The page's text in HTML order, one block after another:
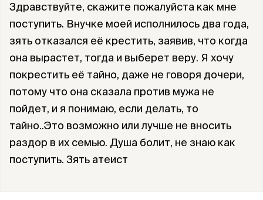
Здравствуйте, скажите пожалуйста как мне
поступить. Внучке моей исполнилось два года,
зять отказался её крестить, заявив, что когда
она вырастет, тогда и выберет веру. Я хочу
покрестить её тайно, даже не говоря дочери,
потому что она сказала против мужа не
пойдет, и я понимаю, если делать, то
тайно..Это возможно или лучше не вносить
раздор в их семью. Душа болит, не знаю как
поступить. Зять атеист